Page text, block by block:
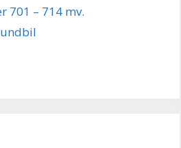
701 – 714 mv.